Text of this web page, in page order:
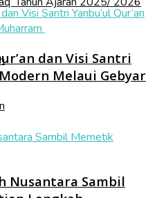
dan Visi Santri
Melaui Gebyar
Nusantara Sambil